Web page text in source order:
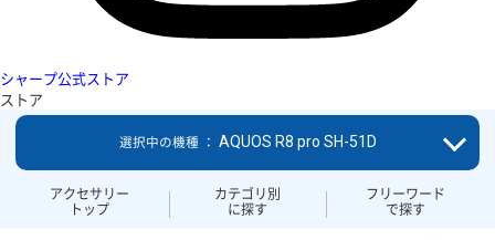
シャープ公式ストア
ストア
アクセサリー
トップ
カテゴリ別
に探す
フリーワード
で探す
選択中の機種 ： AQUOS R8 pro SH-51D